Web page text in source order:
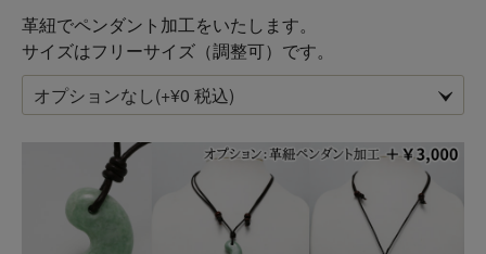
革紐でペンダント加工をいたします。
サイズはフリーサイズ（調整可）です。